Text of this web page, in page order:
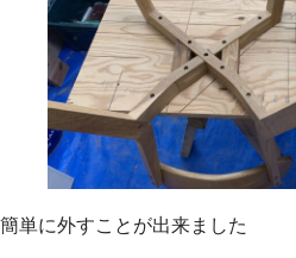
簡単に外すことが出来ました